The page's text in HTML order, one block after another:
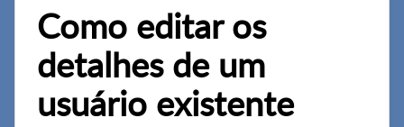
Como editar os
detalhes de um
usuário existente